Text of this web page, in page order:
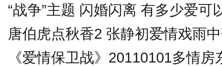
“战争”主题 闪婚闪离 有多少爱可
唐伯虎点秋香2 张静初爱情戏雨
《爱情保卫战》20110101多情房